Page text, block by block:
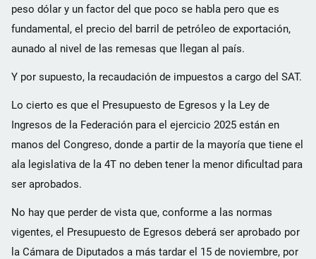
peso dólar y un factor del que poco se habla pero que es
fundamental, el precio del barril de petróleo de exportación,
aunado al nivel de las remesas que llegan al país.
Y por supuesto, la recaudación de impuestos a cargo del SAT.
Lo cierto es que el Presupuesto de Egresos y la Ley de
Ingresos de la Federación para el ejercicio 2025 están en
manos del Congreso, donde a partir de la mayoría que tiene el
ala legislativa de la 4T no deben tener la menor dificultad para
ser aprobados.
No hay que perder de vista que, conforme a las normas
vigentes, el Presupuesto de Egresos deberá ser aprobado por
la Cámara de Diputados a más tardar el 15 de noviembre, por